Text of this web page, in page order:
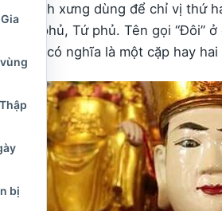
là danh xưng dùng để chỉ vị thứ
Tam phủ, Tứ phủ. Tên gọi “Đôi”
không có nghĩa là một cặp hay
bị